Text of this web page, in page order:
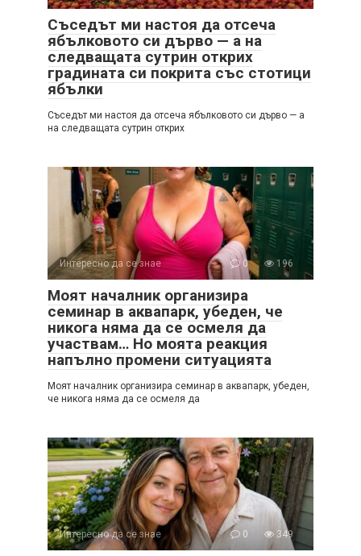
Съседът ми настоя да отсеча
ябълковото си дърво — а на
следващата сутрин открих
градината си покрита със стотици
ябълки
Съседът ми настоя да отсеча ябълковото си дърво — а
на следващата сутрин открих
Интересно да се знае 0 196
Моят началник организира
семинар в аквапарк, убеден, че
никога няма да се осмеля да
участвам… Но моята реакция
напълно промени ситуацията
Моят началник организира семинар в аквапарк, убеден,
че никога няма да се осмеля да
Интересно да се знае 0 349